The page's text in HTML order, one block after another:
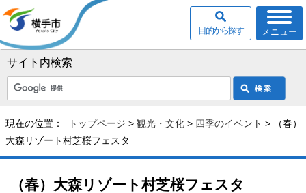
サイト内検索
メニュー
目的から探す
現在の位置： トップページ > 観光・文化 > 四季のイベント > （春）
大森リゾート村芝桜フェスタ
（春）大森リゾート村芝桜フェスタ